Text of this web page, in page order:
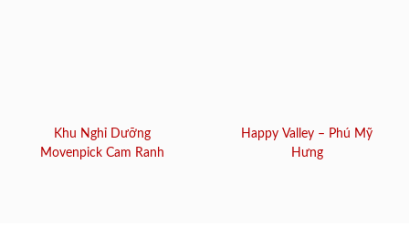
Khu Nghỉ Dưỡng
Movenpick Cam Ranh
Happy Valley – Phú Mỹ
Hưng